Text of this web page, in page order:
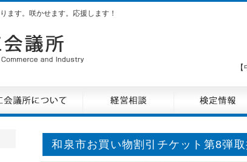
ます。咲かせます。応援します！
和泉市お買い物割引チケット第8弾